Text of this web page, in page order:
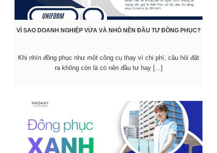
VÌ SAO DOANH NGHIỆP VỪA VÀ NHỎ NÊN ĐẦU TƯ ĐỒNG PHỤC?
Khi nhìn đồng phục như một công cụ thay vì chi phí, câu hỏi đặt
ra không còn là có nên đầu tư hay [...]